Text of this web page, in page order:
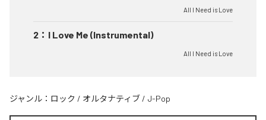
All I Need is Love
2 ： I Love Me (Instrumental)
All I Need is Love
ジャンル： ロック / オルタナティブ / J-Pop